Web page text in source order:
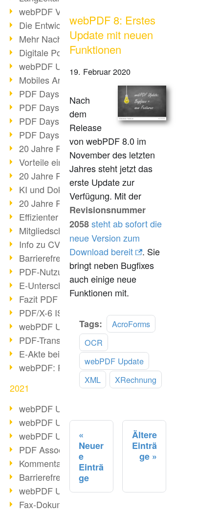
webPDF Video - Behind the Scenes
Die Entwicklung von PDF/X
Mehr Nachhaltigkeit durch PDF
Digitale Post als PDF/A
webPDF Update 8.0.0.2531
Mobiles Arbeiten mit PDF
PDF Days 2022 Themenblock 3
PDF Days 2022 Themenblock 2
PDF Days 2022 Themenblock 1
PDF Days Europe 2022
20 Jahre PDF/X (Teil 3)
Vorteile einer PDF-Businesslösung
20 Jahre PDF/X (Teil 2)
KI und Dokumenten-Management
20 Jahre PDF/X (Teil 1)
Effizienter Dokumenten Workflow
Mitgliedschaft PDF Association
Info zu CVE-2022-22965
Barrierefreiheit mehr als Inklusion
PDF-Nutzung durch Pandemie
E-Unterschriften für Verwaltung
Fazit PDF Days 2021
PDF/X-6 ISO-Norm
webPDF Update 8.0.0.2393
PDF-Transparenz beim PDF-Format
E-Akte bei Behörden
webPDF: PDF-Anhänge verwalten
2021
webPDF Update 8.0.0.2376
webPDF Update 8.0.0.2374
webPDF Update 8.0.0.2372
PDF Association 2021 Entwicklungen
Kommentare im PDF einfügen
Barrierefreie PDF-Dokumente (3/3)
webPDF Update 8.0.0.2338
Fax-Dokumente in Workflow
webPDF 8: Erstes
Update mit neuen
Funktionen
19. Februar 2020
Nach
dem
Release
von webPDF 8.0 im
November des letzten
Jahres steht jetzt das
erste Update zur
Verfügung. Mit der
Revisionsnummer
2058steht ab sofort die
neue Version zum
Download bereit
. Sie
bringt neben Bugfixes
auch einige neue
Funktionen mit.
Tags:
AcroForms
OCR
webPDF Update
XML
XRechnung
Neuer
e
Einträ
ge
Ältere
Einträ
ge